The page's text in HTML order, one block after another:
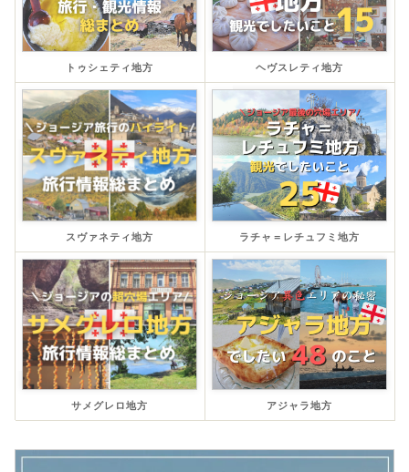
トゥシェティ地方 ヘヴスレティ地方
スヴァネティ地方 ラチャ＝レチュフミ地方
サメグレロ地方 アジャラ地方